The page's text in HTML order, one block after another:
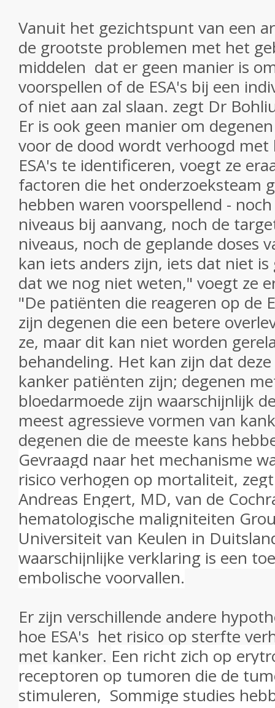
Vanuit het gezichtspunt van een
de grootste problemen met het
middelen dat er geen manier is
voorspellen of de ESA's bij een
of niet aan zal slaan. zegt Dr
Er is ook geen manier om
voor de dood wordt verhoogd
ESA's te identificeren, voegt ze
factoren die het onderzoeksteam
hebben waren voorspellend -
niveaus bij aanvang, noch de
niveaus, noch de geplande doses
kan iets anders zijn, iets dat niet
dat we nog niet weten," voegt ze
"De patiënten die reageren op de
zijn degenen die een betere
ze, maar dit kan niet worden
behandeling. Het kan zijn dat
kanker patiënten zijn; degenen
bloedarmoede zijn waarschijnlijk
meest agressieve vormen van
degenen die de meeste kans
Gevraagd naar het mechanisme
risico verhogen op mortaliteit,
Andreas Engert, MD, van de
hematologische maligniteiten
Universiteit van Keulen in
waarschijnlijke verklaring is een
embolische voorvallen.
Er zijn verschillende andere
hoe ESA's het risico op sterfte
met kanker. Een richt zich op
receptoren op tumoren die de
stimuleren, Sommige studies